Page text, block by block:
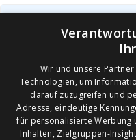
70178 Stuttgart
19.12.2026 Floh-,
Wir und unsere
Technologien, um
darauf zuzugreifen und
Adresse, eindeutige
für personalisierte Werbung
Inhalten, Zielgruppen-